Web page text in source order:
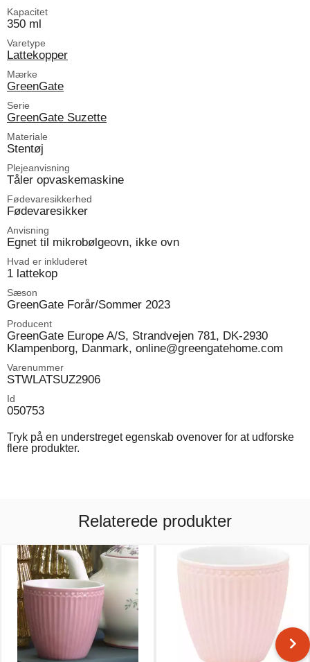
Kapacitet
350 ml
Varetype
Lattekopper
Mærke
GreenGate
Serie
GreenGate Suzette
Materiale
Stentøj
Plejeanvisning
Tåler opvaskemaskine
Fødevaresikkerhed
Fødevaresikker
Anvisning
Egnet til mikrobølgeovn, ikke ovn
Hvad er inkluderet
1 lattekop
Sæson
GreenGate Forår/Sommer 2023
Producent
GreenGate Europe A/S, Strandvejen 781, DK-2930
Klampenborg, Danmark, online@greengatehome.com
Varenummer
STWLATSUZ2906
Id
050753
Tryk på en understreget egenskab ovenover for at udforske
flere produkter.
Relaterede produkter